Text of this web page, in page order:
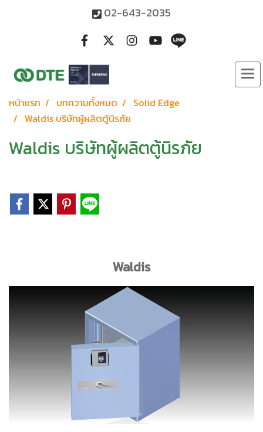
02-643-2035
หน้าแรก บทความทั้งหมด
Solid Edge
Waldis บริษัทผู้ผลิตตู้นิรภัย
Waldis บริษัทผู้ผลิตตู้นิรภัย
Waldis